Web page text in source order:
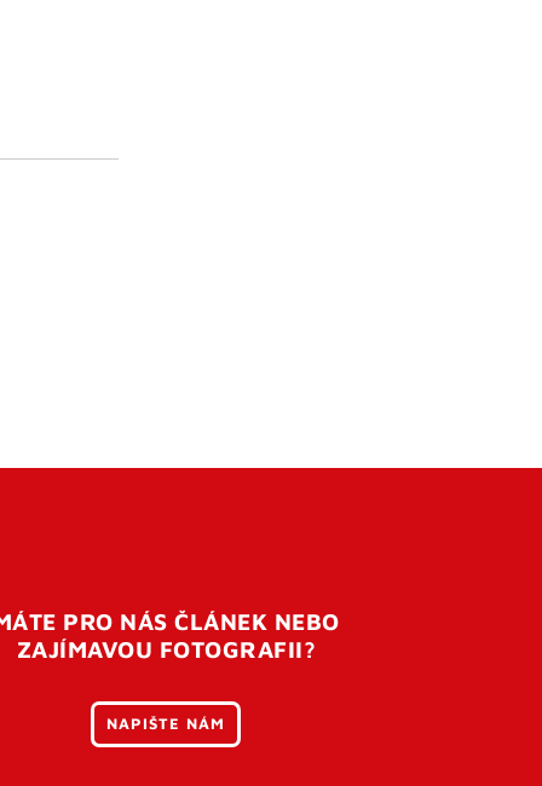
PRO NÁS ČLÁNEK NEBO
ZAJÍMAVOU FOTOGRAFII?
NAPIŠTE NÁM